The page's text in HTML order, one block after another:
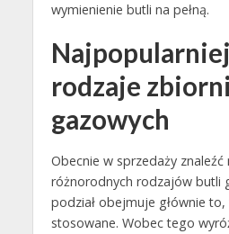
wymienienie butli na pełną.
rodzaje
gazowych
Obecnie w sprzedaży znaleźć
różnorodnych rodzajów butli
podział obejmuje głównie
stosowane. Wobec tego